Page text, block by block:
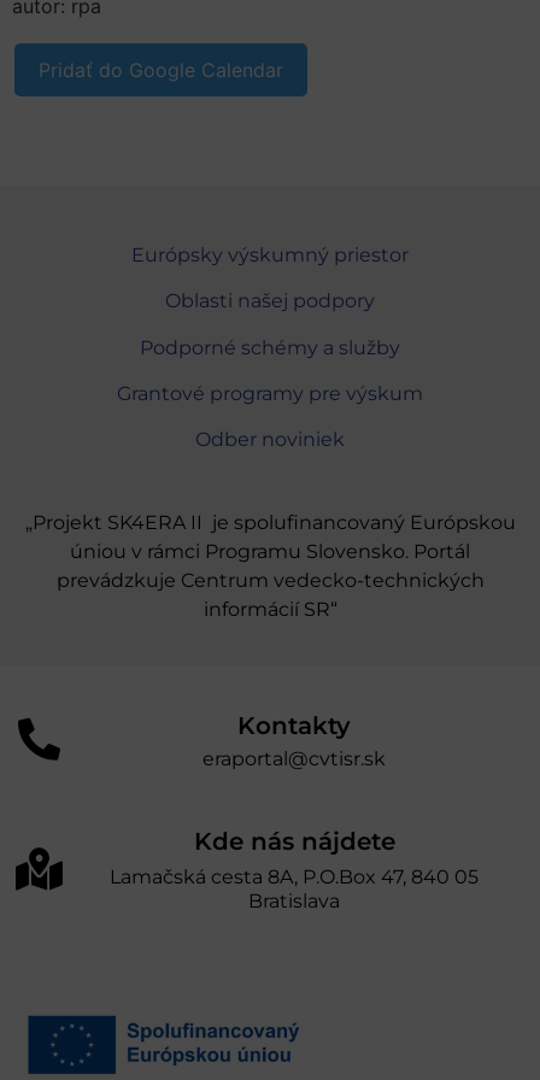
autor: rpa
Pridať do Google Calendar
Európsky výskumný priestor
Oblasti našej podpory
Podporné schémy a služby
Grantové programy pre výskum
Odber noviniek
„Projekt SK4ERA II je spolufinancovaný Európskou
úniou v rámci Programu Slovensko. Portál
prevádzkuje Centrum vedecko-technických
informácií SR“
Kontakty
eraportal@cvtisr.sk
Kde nás nájdete
Lamačská cesta 8A, P.O.Box 47, 840 05
Bratislava